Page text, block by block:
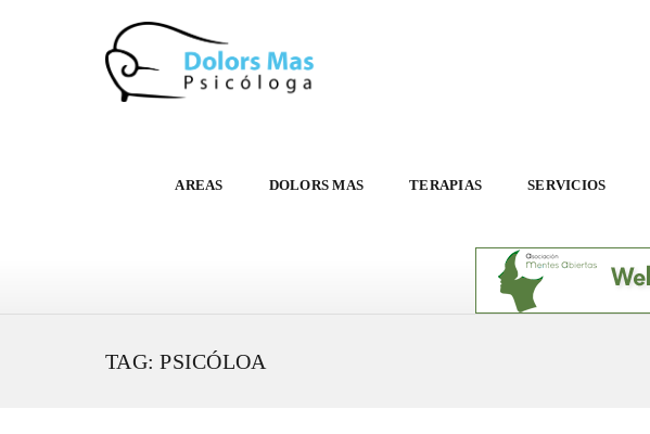
AREAS DOLORS MAS TERAPIAS SERVICIOS
TAG: PSICÓLOA